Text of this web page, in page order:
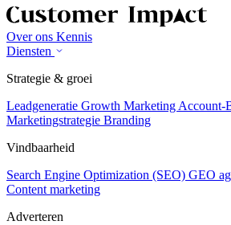
Over ons Kennis
Diensten
Strategie & groei
Leadgeneratie Growth Marketing Account-
Marketingstrategie Branding
Vindbaarheid
Search Engine Optimization (SEO) GEO
Content marketing
Adverteren